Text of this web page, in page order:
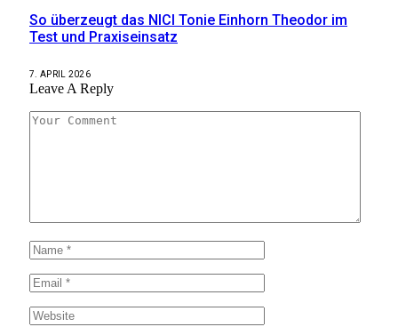
So überzeugt das NICI Tonie Einhorn Theodor im
Test und Praxiseinsatz
7. APRIL 2026
Leave A Reply